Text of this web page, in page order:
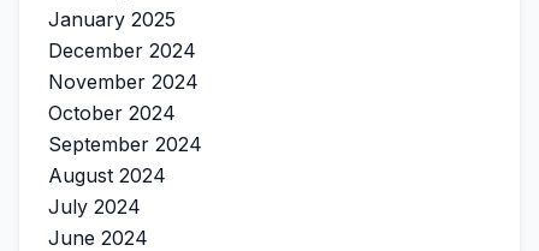
January 2025
December 2024
November 2024
October 2024
September 2024
August 2024
July 2024
June 2024